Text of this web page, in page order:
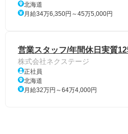
北海道
月給34万6,350円～45万5,000円
営業スタッフ/年間休日実質
株式会社ネクステージ
正社員
北海道
月給32万円～64万4,000円